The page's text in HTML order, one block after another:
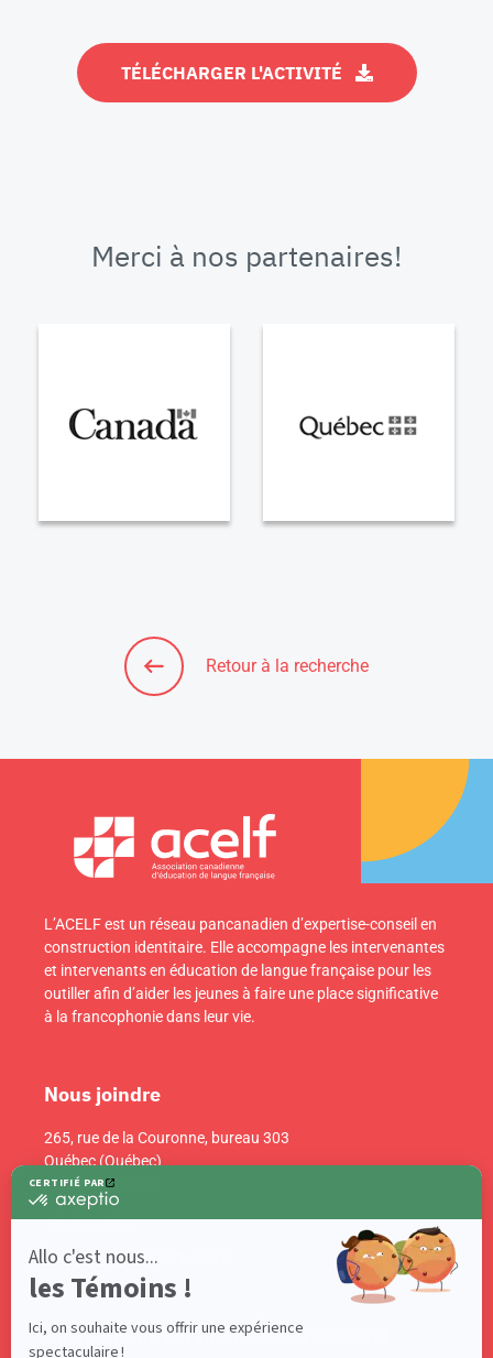
TÉLÉCHARGER L'ACTIVITÉ
Merci à nos partenaires!
Retour à la recherche
L’ACELF est un réseau pancanadien d’expertise-conseil en
construction identitaire. Elle accompagne les intervenantes
et intervenants en éducation de langue française pour les
outiller afin d’aider les jeunes à faire une place significative
à la francophonie dans leur vie.
Suivez-nous sur nos réseaux sociaux!
Nous joindre
265, rue de la Couronne, bureau 303
Québec (Québec)
Canada G1K 6E1
info@acelf.ca
Téléphone : 418 681-4661